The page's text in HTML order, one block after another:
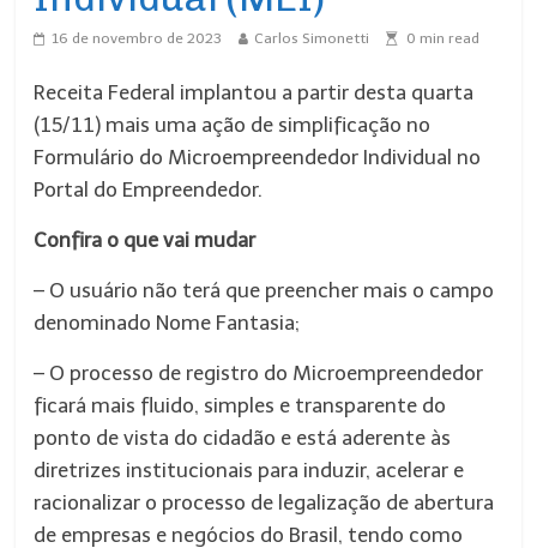
16 de novembro de 2023 Carlos Simonetti 0 min read
Receita Federal implantou a partir desta quarta
(15/11) mais uma ação de simplificação no
Formulário do Microempreendedor Individual no
Portal do Empreendedor.
Confira o que vai mudar
– O usuário não terá que preencher mais o campo
denominado Nome Fantasia;
– O processo de registro do Microempreendedor
ficará mais fluido, simples e transparente do
ponto de vista do cidadão e está aderente às
diretrizes institucionais para induzir, acelerar e
racionalizar o processo de legalização de abertura
de empresas e negócios do Brasil, tendo como